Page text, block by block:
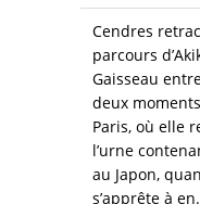
Cendres
parcours
Gaisseau
deux
Paris, où elle
l’urne
au Japon,
s’apprête à